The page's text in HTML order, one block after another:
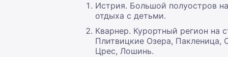
Истрия. Большой полуостров
отдыха с детьми.
Кварнер. Курортный регион на
Плитвицкие Озера, Пакленица,
Црес, Лошинь.